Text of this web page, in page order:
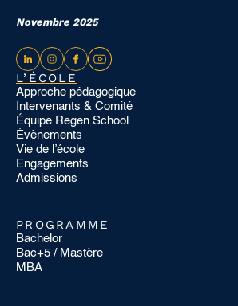
Novembre 2025
L’ÉCOLE
Approche pédagogique
Intervenants & Comité
Équipe Regen School
Évènements
Vie de l’école
Engagements
Admissions
PROGRAMME
Bachelor
Bac+5 / Mastère
MBA